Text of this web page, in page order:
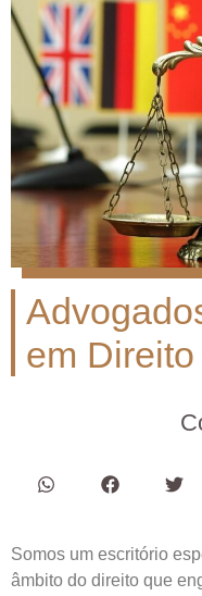
em
Somos um escritório
âmbito do direito que